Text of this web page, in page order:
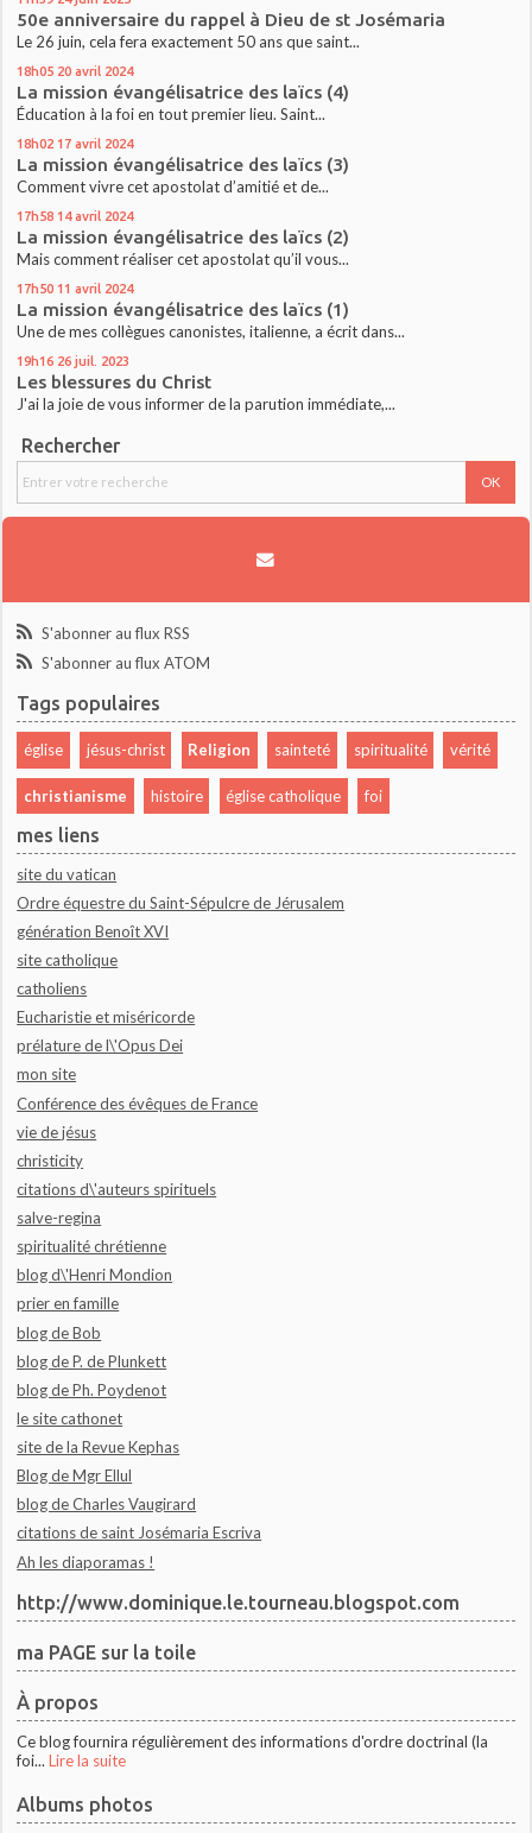
50e anniversaire du rappel à Dieu de st Josémaria
Le 26 juin, cela fera exactement 50 ans que saint...
18h05 20 avril 2024
La mission évangélisatrice des laïcs (4)
Éducation à la foi en tout premier lieu. Saint...
18h02 17 avril 2024
La mission évangélisatrice des laïcs (3)
Comment vivre cet apostolat d’amitié et de...
17h58 14 avril 2024
La mission évangélisatrice des laïcs (2)
Mais comment réaliser cet apostolat qu’il vous...
17h50 11 avril 2024
La mission évangélisatrice des laïcs (1)
Une de mes collègues canonistes, italienne, a écrit dans...
19h16 26 juil. 2023
Les blessures du Christ
J'ai la joie de vous informer de la parution immédiate,...
Rechercher
S'abonner au flux RSS
S'abonner au flux ATOM
Tags populaires
église jésus-christ Religion sainteté spiritualité vérité
christianisme histoire église catholique foi
mes liens
site du vatican
Ordre équestre du Saint-Sépulcre de Jérusalem
génération Benoît XVI
site catholique
catholiens
Eucharistie et miséricorde
prélature de l\'Opus Dei
mon site
Conférence des évêques de France
vie de jésus
christicity
citations d\'auteurs spirituels
salve-regina
spiritualité chrétienne
blog d\'Henri Mondion
prier en famille
blog de Bob
blog de P. de Plunkett
blog de Ph. Poydenot
le site cathonet
site de la Revue Kephas
Blog de Mgr Ellul
blog de Charles Vaugirard
citations de saint Josémaria Escriva
Ah les diaporamas !
http://www.dominique.le.tourneau.blogspot.com
ma PAGE sur la toile
À propos
Ce blog fournira régulièrement des informations d'ordre doctrinal (la
foi... Lire la suite
Albums photos